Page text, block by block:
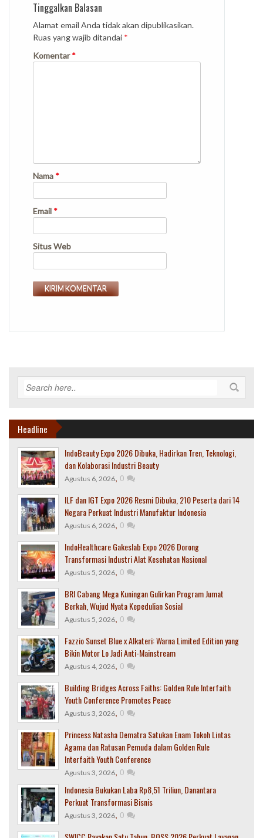
Tinggalkan Balasan
Alamat email Anda tidak akan dipublikasikan.
Ruas yang wajib ditandai *
Komentar*
Nama *
Email *
Situs Web
Headline
IndoBeauty Expo 2026 Dibuka, Hadirkan Tren, Teknologi,
dan Kolaborasi Industri Beauty
Agustus 6, 2026, 0
ILF dan IGT Expo 2026 Resmi Dibuka, 210 Peserta dari 14
Negara Perkuat Industri Manufaktur Indonesia
Agustus 6, 2026, 0
IndoHealthcare Gakeslab Expo 2026 Dorong
Transformasi Industri Alat Kesehatan Nasional
Agustus 5, 2026, 0
BRI Cabang Mega Kuningan Gulirkan Program Jumat
Berkah, Wujud Nyata Kepedulian Sosial
Agustus 5, 2026, 0
Fazzio Sunset Blue x Alkateri: Warna Limited Edition yang
Bikin Motor Lo Jadi Anti-Mainstream
Agustus 4, 2026, 0
Building Bridges Across Faiths: Golden Rule Interfaith
Youth Conference Promotes Peace
Agustus 3, 2026, 0
Princess Natasha Dematra Satukan Enam Tokoh Lintas
Agama dan Ratusan Pemuda dalam Golden Rule
Interfaith Youth Conference
Agustus 3, 2026, 0
Indonesia Bukukan Laba Rp8,51 Triliun, Danantara
Perkuat Transformasi Bisnis
Agustus 3, 2026, 0